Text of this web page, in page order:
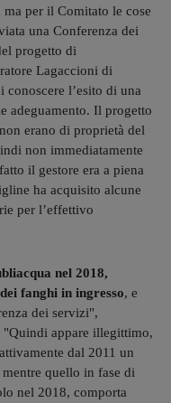
ma per il Comitato le cose
una Conferenza dei
progetto di
Lagaccioni di
conoscere l’esito di una
adeguamento. Il progetto
erano di proprietà del
non immediatamente
il gestore era a piena
ha acquisito alcune
per l’effettivo
nel 2018,
fanghi in ingresso, e
dei servizi",
appare illegittimo,
dal 2011 un
quello in fase di
nel 2018, comporta